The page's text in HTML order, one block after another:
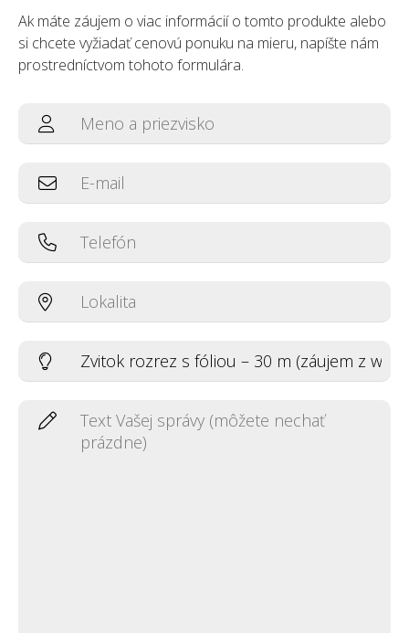
Ak máte záujem o viac informácií o tomto produkte alebo
si chcete vyžiadať cenovú ponuku na mieru, napíšte nám
prostredníctvom tohoto formulára.